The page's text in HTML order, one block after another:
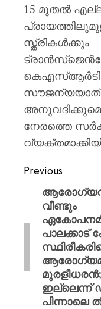
15 മുതല്‍
സ്ത്രീകള്‍ക്കും
നേരത്തെ
Previous
വീണ്ടും
പാലക്കാട്
മുരളീധരൻ;
ഇല്ലെന്ന്
പിന്നാലെ